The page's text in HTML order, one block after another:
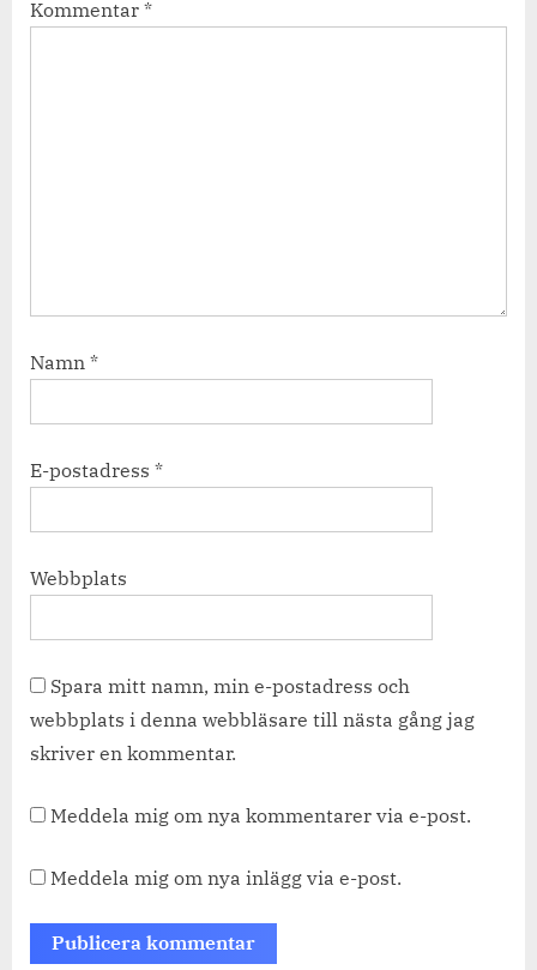
Kommentar *
Namn *
E-postadress *
Webbplats
Spara mitt namn, min e-postadress och
webbplats i denna webbläsare till nästa gång jag
skriver en kommentar.
Meddela mig om nya kommentarer via e-post.
Meddela mig om nya inlägg via e-post.